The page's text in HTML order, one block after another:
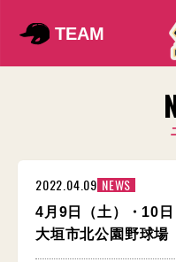
TEAM
2022.04.09 NEWS
4月9日（土）・10
大垣市北公園野球場